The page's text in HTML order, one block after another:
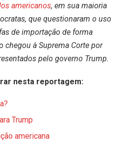
americanos, em sua maioria
que questionaram o uso
de importação de forma
chegou à Suprema Corte por
pelo governo Trump.
nesta reportagem:
Trump
americana